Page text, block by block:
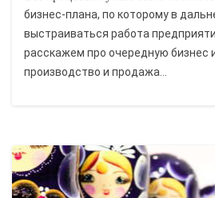
бизнес-плана, по которому в
выстраиваться работа
расскажем про очередную бизнес
производство и продажа...